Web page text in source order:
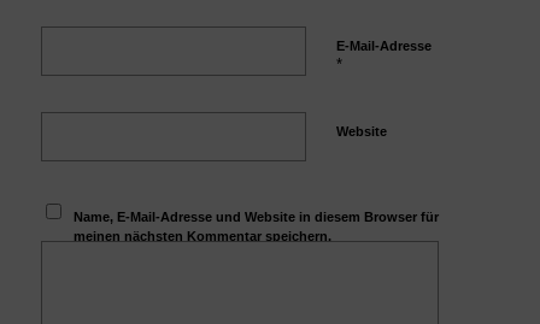
E-Mail-Adresse
*
Website
Name, E-Mail-Adresse und Website in diesem Browser für
meinen nächsten Kommentar speichern.